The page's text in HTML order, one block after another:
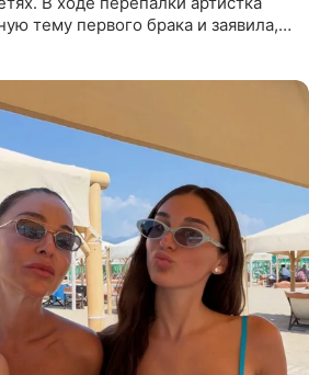
тему первого брака и заявила,